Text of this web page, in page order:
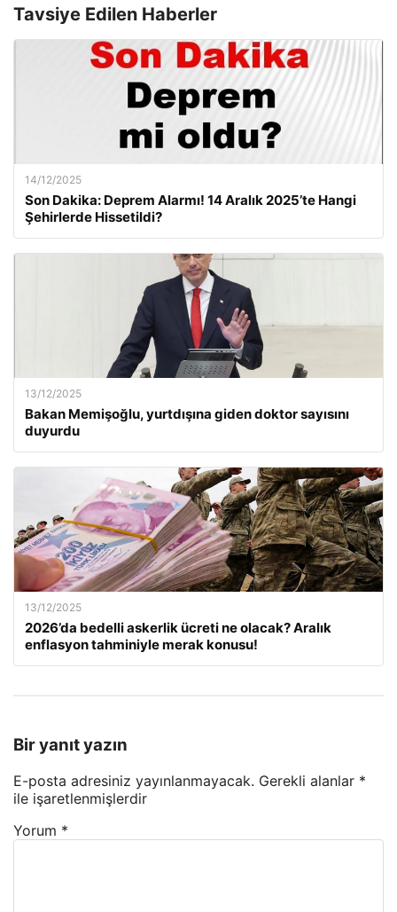
Tavsiye Edilen Haberler
14/12/2025
Son Dakika: Deprem Alarmı! 14 Aralık 2025’te Hangi
Şehirlerde Hissetildi?
13/12/2025
Bakan Memişoğlu, yurtdışına giden doktor sayısını
duyurdu
13/12/2025
2026’da bedelli askerlik ücreti ne olacak? Aralık
enflasyon tahminiyle merak konusu!
Bir yanıt yazın
E-posta adresiniz yayınlanmayacak. Gerekli alanlar *
ile işaretlenmişlerdir
Yorum *